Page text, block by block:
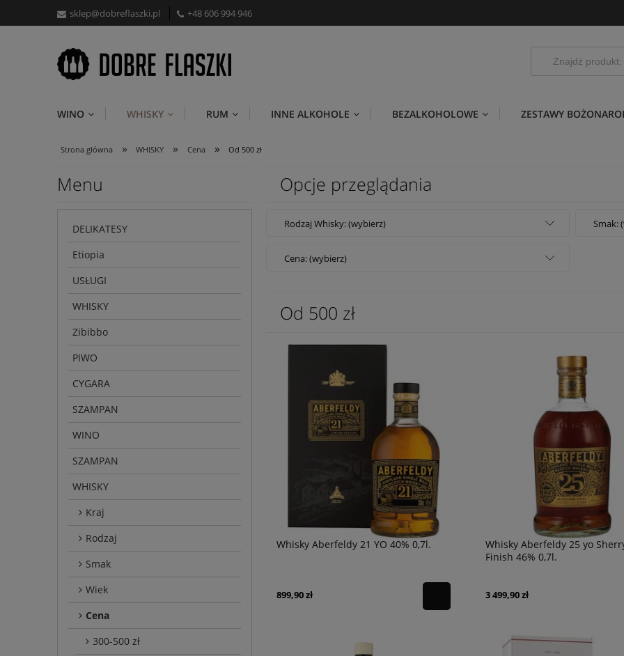
sklep@dobreflaszki.pl +48 606 994 946
WINO WHISKY RUM INNE ALKOHOLE BEZALKOHOLOWE ZESTAWY
Strona główna » WHISKY » Cena » Od 500 zł
Menu
DELIKATESY
Etiopia
USŁUGI
WHISKY
Zibibbo
PIWO
CYGARA
SZAMPAN
WINO
SZAMPAN
WHISKY
Kraj
Rodzaj
Smak
Wiek
Cena
300-500 zł
Opcje przeglądania
Rodzaj Whisky: (wybierz) Smak:
Cena: (wybierz)
Od 500 zł
Whisky Aberfeldy 21 YO 40% 0,7l.
899,90 zł
Whisky Aberfeldy 25 yo
Finish 46% 0,7l.
3 499,90 zł